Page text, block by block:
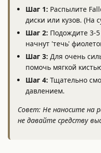
Шаг 1: Распылите
диски или кузов. (На
Шаг 2: Подождите 3-
начнут 'течь'
Шаг 3: Для очень
помочь мягкой
Шаг 4: Тщательно
давлением.
Совет: Не наносите на
не давайте средству